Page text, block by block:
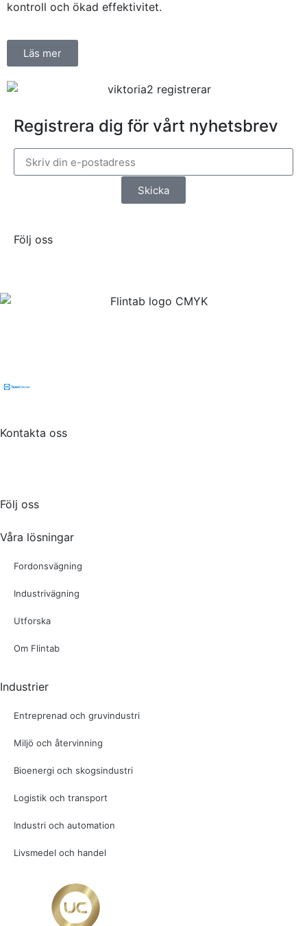
kontroll och ökad effektivitet.
Läs mer
Registrera dig för vårt nyhetsbrev
Skicka
Följ oss
Kontakta oss
Följ oss
Våra lösningar
Fordonsvägning
Industrivägning
Utforska
Om Flintab
Industrier
Entreprenad och gruvindustri
Miljö och återvinning
Bioenergi och skogsindustri
Logistik och transport
Industri och automation
Livsmedel och handel